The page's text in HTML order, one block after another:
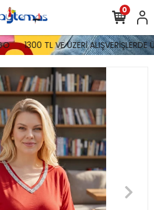
1300 TL VE ÜZERİ ALIŞVERİŞLERDE
0